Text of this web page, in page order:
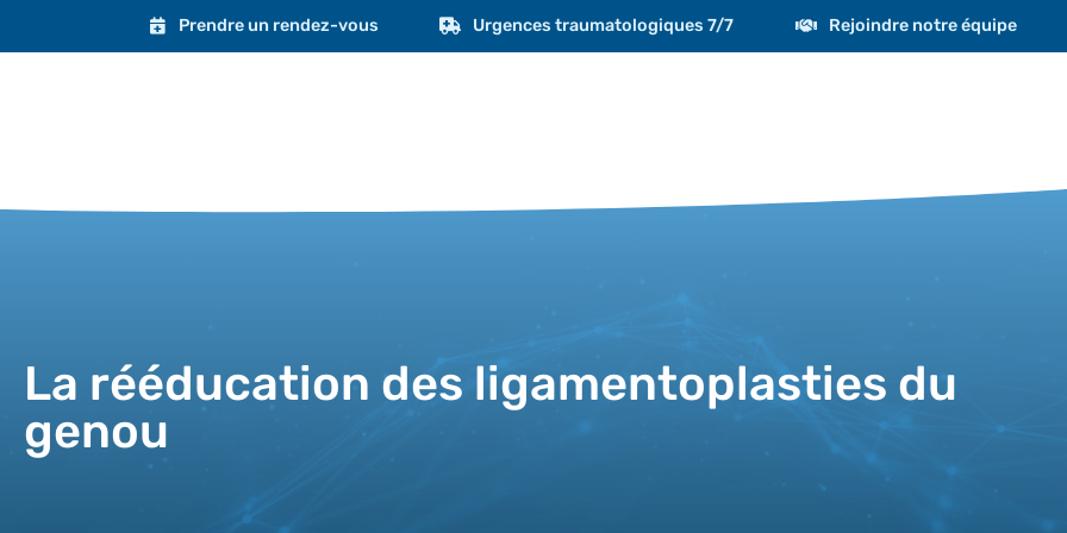
Prendre un rendez-vous Urgences traumatologiques 7/7 Rejoindre notre équipe
La rééducation des ligamentoplasties du
genou